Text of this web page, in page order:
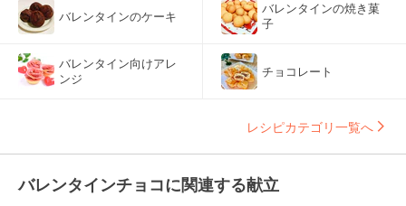
バレンタインのケーキ
バレンタインの焼き菓
子
バレンタイン向けアレ
ンジ
チョコレート
レシピカテゴリ一覧へ
バレンタインチョコに関連する献立